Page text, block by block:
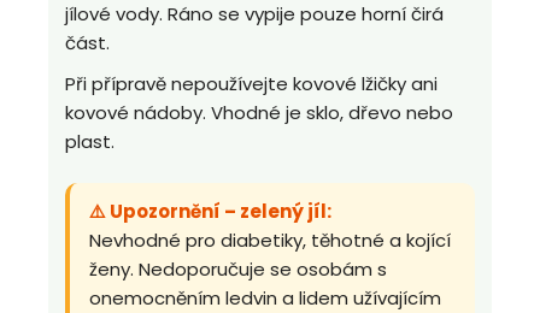
jílové vody. Ráno se vypije pouze horní čirá
část.
Při přípravě nepoužívejte kovové lžičky ani
kovové nádoby. Vhodné je sklo, dřevo nebo
plast.
⚠️ Upozornění – zelený jíl:
Nevhodné pro diabetiky, těhotné a kojící
ženy. Nedoporučuje se osobám s
onemocněním ledvin a lidem užívajícím